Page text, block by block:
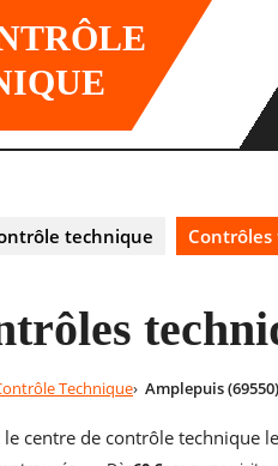
technique
Technique Amplepuis (69550)
le centre de contrôle technique